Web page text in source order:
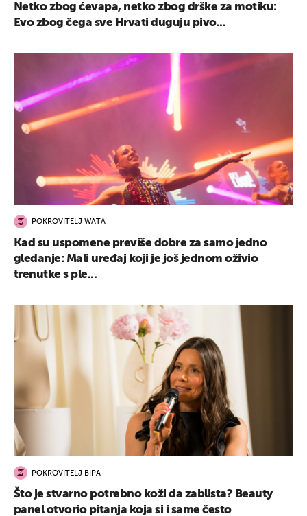
Netko zbog ćevapa, netko zbog drške za motiku:
Evo zbog čega sve Hrvati duguju pivo...
POKROVITELJ WATA
Kad su uspomene previše dobre za samo jedno
gledanje: Mali uređaj koji je još jednom oživio
trenutke s ple...
POKROVITELJ BIPA
Što je stvarno potrebno koži da zablista? Beauty
panel otvorio pitanja koja si i same često